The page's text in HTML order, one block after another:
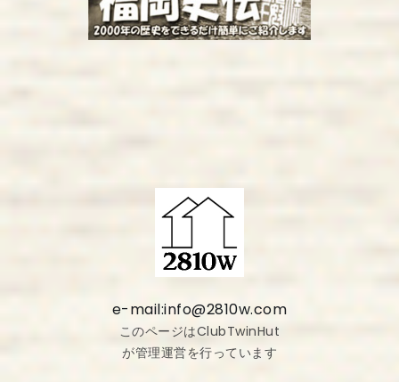
e-mail:info@2810w.com
このページはClubTwinHut
が管理運営を行っています